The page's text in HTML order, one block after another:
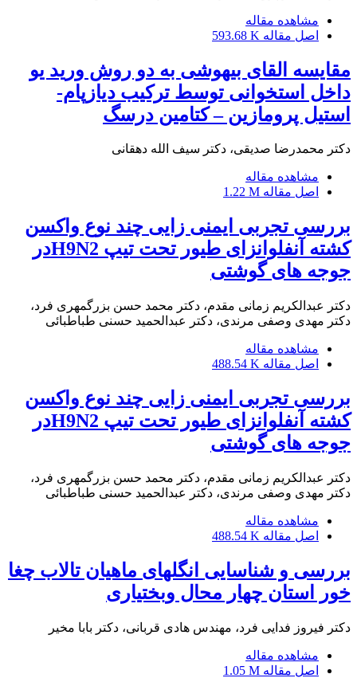
مشاهده مقاله
اصل مقاله 593.68 K
مقایسه القای بیهوشی به دو روش ورید یو
داخل استخوانی توسط ترکیب دیازپام-
استیل پرومازین – کتامین درسگ
دکتر محمدرضا صدیقی، دکتر سیف الله دهقانی
مشاهده مقاله
اصل مقاله 1.22 M
بررسی تجربی ایمنی زایی چند نوع واکسن
کشته آنفلوانزای طیور تحت تیپ H9N2در
جوجه های گوشتی
دکتر عبدالکریم زمانی مقدم، دکتر محمد حسن بزرگمهری فرد،
دکتر مهدی وصفی مرندی، دکتر عبدالحمید حسنی طباطبائی
مشاهده مقاله
اصل مقاله 488.54 K
بررسی تجربی ایمنی زایی چند نوع واکسن
کشته آنفلوانزای طیور تحت تیپ H9N2در
جوجه های گوشتی
دکتر عبدالکریم زمانی مقدم، دکتر محمد حسن بزرگمهری فرد،
دکتر مهدی وصفی مرندی، دکتر عبدالحمید حسنی طباطبائی
مشاهده مقاله
اصل مقاله 488.54 K
بررسی و شناسایی انگلهای ماهیان تالاب چغا
خور استان چهار محال وبختیاری
دکتر فیروز فدایی فرد، مهندس هادی قربانی، دکتر بابا مخیر
مشاهده مقاله
اصل مقاله 1.05 M